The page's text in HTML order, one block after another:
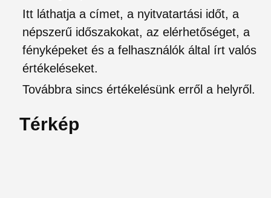
Itt láthatja a címet, a nyitvatartási időt, a
népszerű időszakokat, az elérhetőséget, a
fényképeket és a felhasználók által írt valós
értékeléseket.
Továbbra sincs értékelésünk erről a helyről.
Térkép